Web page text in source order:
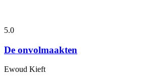
5.0
De onvolmaakten
Ewoud Kieft